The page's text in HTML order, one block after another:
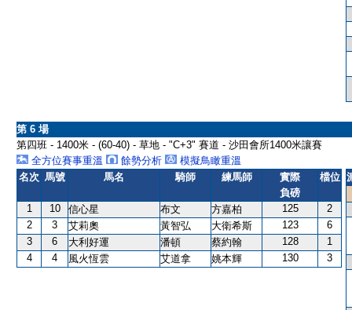
第 6 場
第四班 - 1400米 - (60-40) - 草地 - "C+3" 賽道 - 沙田會所1400米讓賽
全方位賽事重溫
餘勢分析
模擬鳥瞰重溫
名次 馬號 馬名 騎師 練馬師
實際
負磅
檔位
1 10 信心星 布文 方嘉柏 125
2
2
3 艾莉奧 黃智弘 大衛希斯 123
6
3
6 大利好運 潘頓 蔡約翰 128
1
4
4 風火恆雲 艾道拿 姚本輝 130 3